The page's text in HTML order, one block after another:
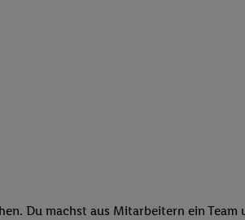
Du machst aus Mitarbeitern ein Team